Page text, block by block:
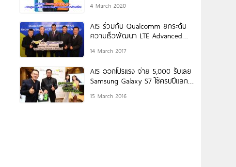
4 March 2020
AIS ร่วมกับ Qualcomm ยกระดับ
ความเร็วพัฒนา LTE Advanced
14 March 2017
AIS ออกโปรแรง จ่าย 5,000 รับเลย
Samsung Galaxy S7 ใช้ครบปีแลก
15 March 2016